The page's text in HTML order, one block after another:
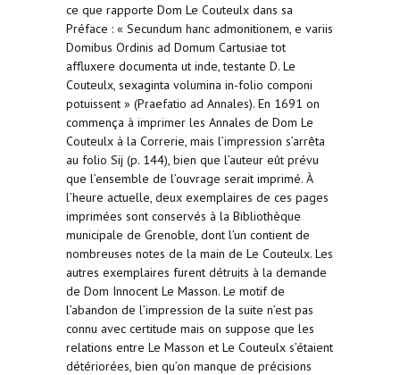
ce que rapporte Dom Le Couteulx dans sa
Préface : « Secundum hanc admonitionem, e variis
Domibus Ordinis ad Domum Cartusiae tot
affluxere documenta ut inde, testante D. Le
Couteulx, sexaginta volumina in-folio componi
potuissent » (Praefatio ad Annales). En 1691 on
commença à imprimer les Annales de Dom Le
Couteulx à la Correrie, mais l’impression s’arrêta
au folio Sij (p. 144), bien que l’auteur eût prévu
que l’ensemble de l’ouvrage serait imprimé. À
l’heure actuelle, deux exemplaires de ces pages
imprimées sont conservés à la Bibliothèque
municipale de Grenoble, dont l’un contient de
nombreuses notes de la main de Le Couteulx. Les
autres exemplaires furent détruits à la demande
de Dom Innocent Le Masson. Le motif de
l’abandon de l’impression de la suite n’est pas
connu avec certitude mais on suppose que les
relations entre Le Masson et Le Couteulx s’étaient
détériorées, bien qu’on manque de précisions